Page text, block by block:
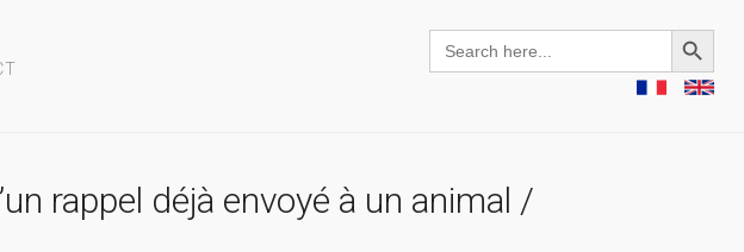
Search
for:
Search Button
rappel déjà envoyé à un animal /